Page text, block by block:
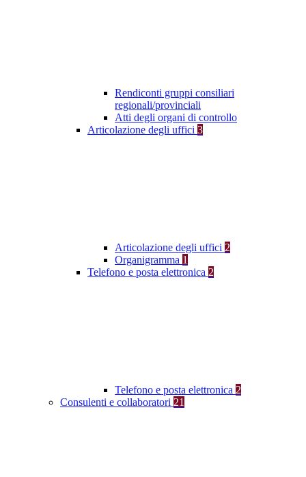
Rendiconti gruppi consiliari
regionali/provinciali
Atti degli organi di controllo
Articolazione degli uffici 3
Articolazione degli uffici 2
Organigramma 1
Telefono e posta elettronica 2
Telefono e posta elettronica 2
Consulenti e collaboratori 21